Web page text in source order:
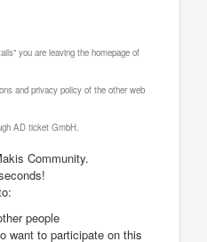
you are leaving the homepage of
and privacy policy of the other web
AD ticket GmbH.
Community.
people
want to participate on this